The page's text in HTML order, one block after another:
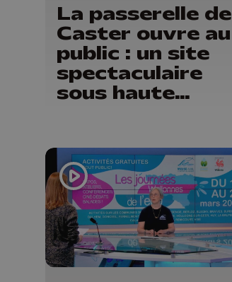
La passerelle de
Caster ouvre au
public : un site
spectaculaire
sous haute